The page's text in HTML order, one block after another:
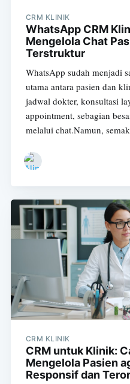
CRM KLINIK
WhatsApp CRM
Mengelola Chat
Terstruktur
WhatsApp sudah menjadi
utama antara pasien dan
jadwal dokter, konsultasi
appointment, sebagian
melalui chat.Namun,
CRM KLINIK
CRM untuk Klinik:
Mengelola Pasien
Responsif dan